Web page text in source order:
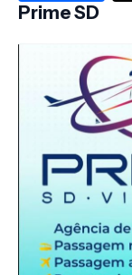
Prime SD